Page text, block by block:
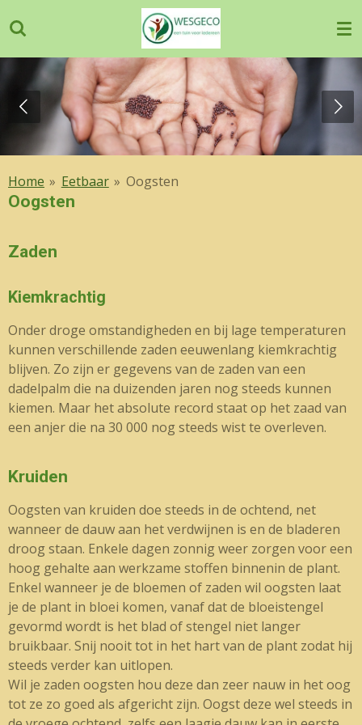
direct
naar
hoofdinhoud
Home » Eetbaar » Oogsten
Oogsten
Zaden
Kiemkrachtig
Onder droge omstandigheden en bij lage temperaturen
kunnen verschillende zaden eeuwenlang kiemkrachtig
blijven. Zo zijn er gegevens van de zaden van een
dadelpalm die na duizenden jaren nog steeds kunnen
kiemen. Maar het absolute record staat op het zaad van
een anjer die na 30 000 nog steeds wist te overleven.
Kruiden
Oogsten van kruiden doe steeds in de ochtend, net
wanneer de dauw aan het verdwijnen is en de bladeren
droog staan. Enkele dagen zonnig weer zorgen voor een
hoog gehalte aan werkzame stoffen binnenin de plant.
Enkel wanneer je de bloemen of zaden wil oogsten laat
je de plant in bloei komen, vanaf dat de bloeistengel
gevormd wordt is het blad of stengel niet langer
bruikbaar. Snij nooit tot in het hart van de plant zodat hij
steeds verder kan uitlopen.
Wil je zaden oogsten hou deze dan zeer nauw in het oog
tot ze zo goed als afgericht zijn. Oogst deze wel steeds in